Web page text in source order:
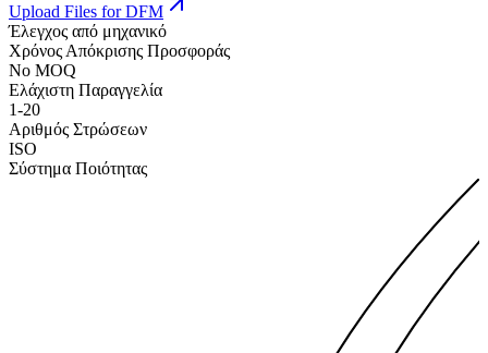
Upload Files for DFM
Έλεγχος από μηχανικό
Χρόνος Απόκρισης Προσφοράς
No MOQ
Ελάχιστη Παραγγελία
1-20
Αριθμός Στρώσεων
ISO
Σύστημα Ποιότητας